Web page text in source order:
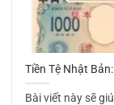
Tiền Tệ Nhật
Bài viết này sẽ